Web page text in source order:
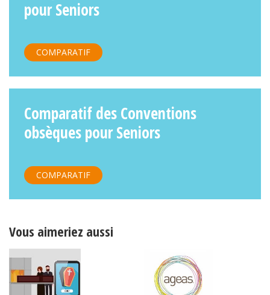
pour Seniors
COMPARATIF
Comparatif des Conventions
obsèques pour Seniors
COMPARATIF
Vous aimeriez aussi